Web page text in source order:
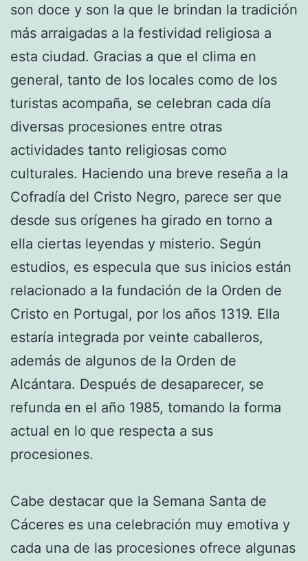
son doce y son la que le brindan la tradición
más arraigadas a la festividad religiosa a
esta ciudad. Gracias a que el clima en
general, tanto de los locales como de los
turistas acompaña, se celebran cada día
diversas procesiones entre otras
actividades tanto religiosas como
culturales. Haciendo una breve reseña a la
Cofradía del Cristo Negro, parece ser que
desde sus orígenes ha girado en torno a
ella ciertas leyendas y misterio. Según
estudios, es especula que sus inicios están
relacionado a la fundación de la Orden de
Cristo en Portugal, por los años 1319. Ella
estaría integrada por veinte caballeros,
además de algunos de la Orden de
Alcántara. Después de desaparecer, se
refunda en el año 1985, tomando la forma
actual en lo que respecta a sus
procesiones.
Cabe destacar que la Semana Santa de
Cáceres es una celebración muy emotiva y
cada una de las procesiones ofrece algunas